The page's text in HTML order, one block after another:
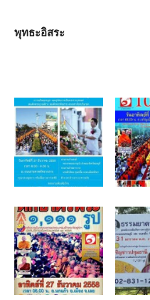
พุทธะอิสระ